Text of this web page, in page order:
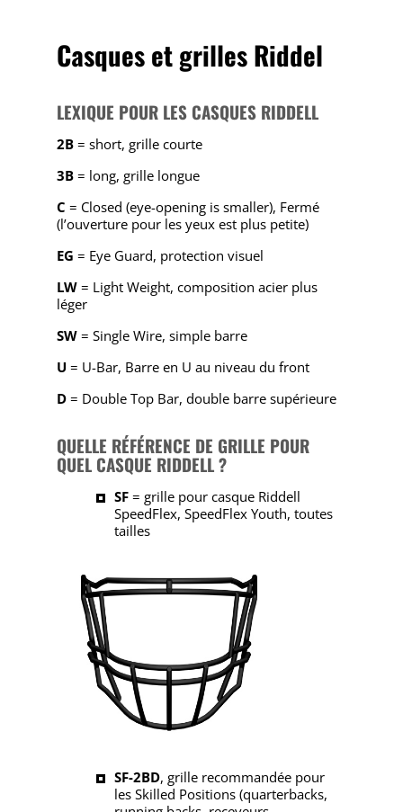
Casques et grilles Riddel
LEXIQUE POUR LES CASQUES RIDDELL
2B = short, grille courte
3B = long, grille longue
C = Closed (eye-opening is smaller), Fermé
(l’ouverture pour les yeux est plus petite)
EG = Eye Guard, protection visuel
LW = Light Weight, composition acier plus
léger
SW = Single Wire, simple barre
U = U-Bar, Barre en U au niveau du front
D = Double Top Bar, double barre supérieure
QUELLE RÉFÉRENCE DE GRILLE POUR
QUEL CASQUE RIDDELL ?
SF = grille pour casque Riddell
SpeedFlex, SpeedFlex Youth, toutes
tailles
SF-2BD, grille recommandée pour
les Skilled Positions (quarterbacks,